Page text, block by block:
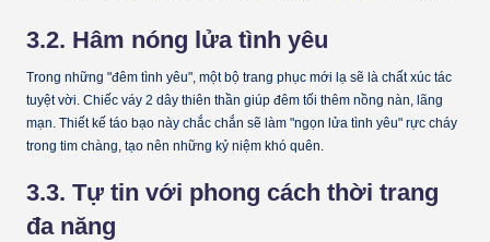
3.2. Hâm nóng lửa tình yêu
Trong những "đêm tình yêu", một bộ trang phục mới lạ sẽ là chất xúc tác
tuyệt vời. Chiếc váy 2 dây thiên thần giúp đêm tối thêm nồng nàn, lãng
mạn. Thiết kế táo bạo này chắc chắn sẽ làm "ngọn lửa tình yêu" rực cháy
trong tim chàng, tạo nên những kỷ niệm khó quên.
3.3. Tự tin với phong cách thời trang
đa năng